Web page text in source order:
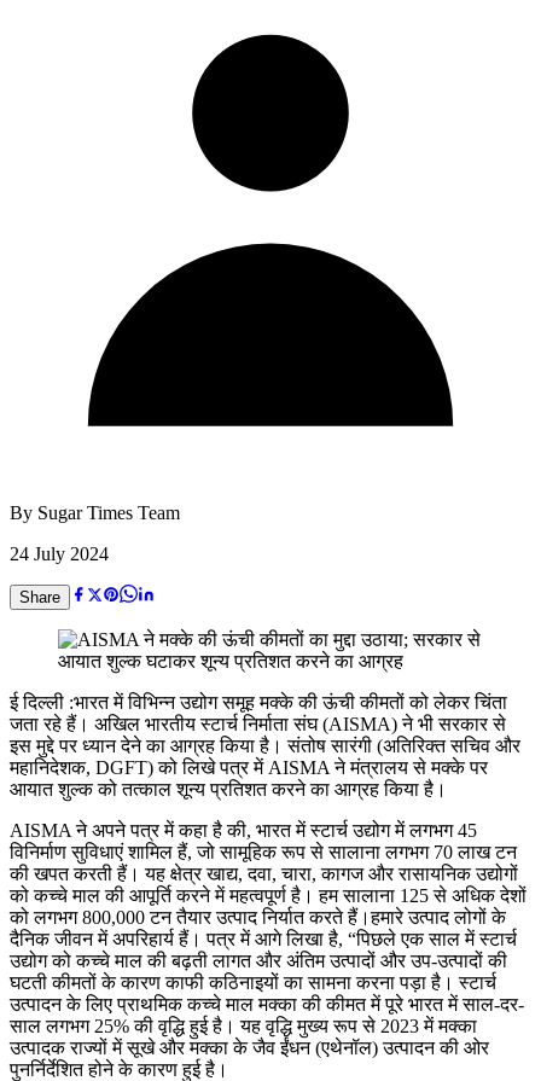
By Sugar Times Team
24 July 2024
Share
ई दिल्ली :भारत में विभिन्न उद्योग समूह मक्के की ऊंची कीमतों को लेकर चिंता
जता रहे हैं। अखिल भारतीय स्टार्च निर्माता संघ (AISMA) ने भी सरकार से
इस मुद्दे पर ध्यान देने का आग्रह किया है। संतोष सारंगी (अतिरिक्त सचिव और
महानिदेशक, DGFT) को लिखे पत्र में AISMA ने मंत्रालय से मक्के पर
आयात शुल्क को तत्काल शून्य प्रतिशत करने का आग्रह किया है।
AISMA ने अपने पत्र में कहा है की, भारत में स्टार्च उद्योग में लगभग 45
विनिर्माण सुविधाएं शामिल हैं, जो सामूहिक रूप से सालाना लगभग 70 लाख टन
की खपत करती हैं। यह क्षेत्र खाद्य, दवा, चारा, कागज और रासायनिक उद्योगों
को कच्चे माल की आपूर्ति करने में महत्वपूर्ण है। हम सालाना 125 से अधिक देशों
को लगभग 800,000 टन तैयार उत्पाद निर्यात करते हैं।हमारे उत्पाद लोगों के
दैनिक जीवन में अपरिहार्य हैं। पत्र में आगे लिखा है, “पिछले एक साल में स्टार्च
उद्योग को कच्चे माल की बढ़ती लागत और अंतिम उत्पादों और उप-उत्पादों की
घटती कीमतों के कारण काफी कठिनाइयों का सामना करना पड़ा है। स्टार्च
उत्पादन के लिए प्राथमिक कच्चे माल मक्का की कीमत में पूरे भारत में साल-दर-
साल लगभग 25% की वृद्धि हुई है। यह वृद्धि मुख्य रूप से 2023 में मक्का
उत्पादक राज्यों में सूखे और मक्का के जैव ईंधन (एथेनॉल) उत्पादन की ओर
पुनर्निर्देशित होने के कारण हुई है।